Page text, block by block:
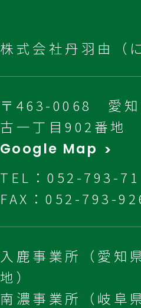
株式会社丹羽由（
〒463-0068 愛知
古一丁目902番地
Google Map
TEL：052-793-
FAX：052-793-
入鹿事業所（愛知
地）
南濃事業所（岐阜